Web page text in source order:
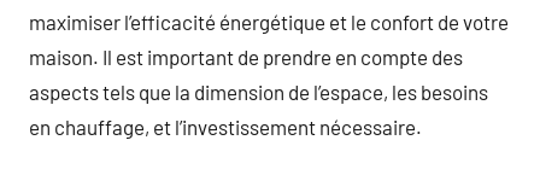
maximiser l’efficacité énergétique et le confort de votre
maison. Il est important de prendre en compte des
aspects tels que la dimension de l’espace, les besoins
en chauffage, et l’investissement nécessaire.